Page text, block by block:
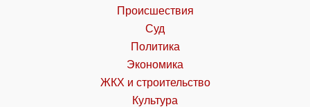
Происшествия
Суд
Политика
Экономика
ЖКХ и строительство
Культура